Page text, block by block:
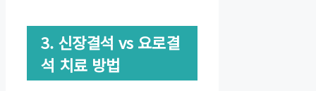
3. 신장결석 vs 요로결
석 치료 방법